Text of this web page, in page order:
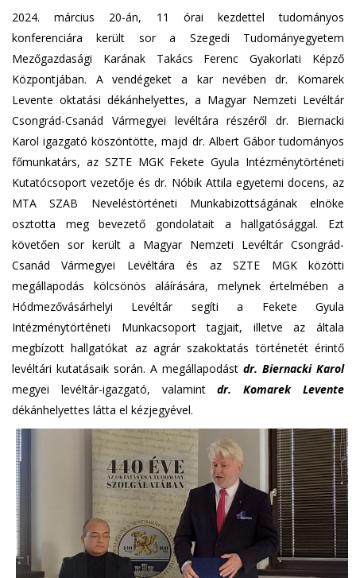
d
e
-
m
a
i
l
)
2024. március 20-án, 11 órai kezdettel tudományos
konferenciára került sor a Szegedi Tudományegyetem
Mezőgazdasági Karának Takács Ferenc Gyakorlati Képző
Központjában. A vendégeket a kar nevében dr. Komarek
Levente oktatási dékánhelyettes, a Magyar Nemzeti Levéltár
Csongrád-Csanád Vármegyei levéltára részéről dr. Biernacki
Karol igazgató köszöntötte, majd dr. Albert Gábor tudományos
főmunkatárs, az SZTE MGK Fekete Gyula Intézménytörténeti
Kutatócsoport vezetője és dr. Nóbik Attila egyetemi docens, az
MTA SZAB Neveléstörténeti Munkabizottságának elnöke
osztotta meg bevezető gondolatait a hallgatósággal. Ezt
követően sor került a Magyar Nemzeti Levéltár Csongrád-
Csanád Vármegyei Levéltára és az SZTE MGK közötti
megállapodás kölcsönös aláírására, melynek értelmében a
Hódmezővásárhelyi Levéltár segíti a Fekete Gyula
Intézménytörténeti Munkacsoport tagjait, illetve az általa
megbízott hallgatókat az agrár szakoktatás történetét érintő
levéltári kutatásaik során. A megállapodást dr. Biernacki Karol
megyei levéltár-igazgató, valamintdr. Komarek Levente
dékánhelyettes látta el kézjegyével.